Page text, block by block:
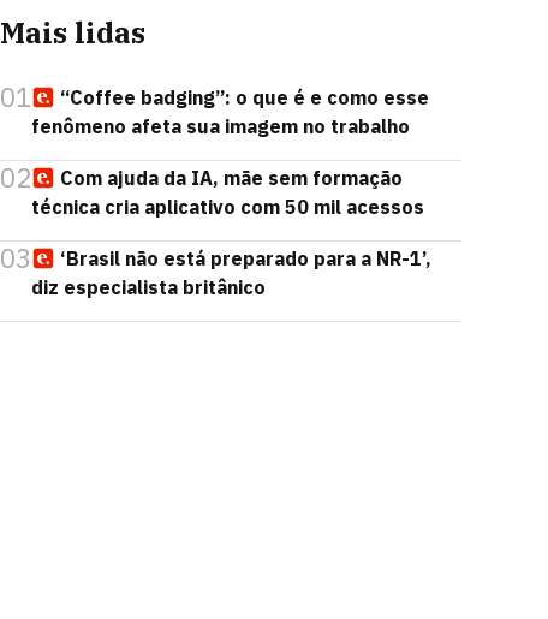
Mais lidas
01
“Coffee badging”: o que é e como esse
fenômeno afeta sua imagem no trabalho
02
Com ajuda da IA, mãe sem formação
técnica cria aplicativo com 50 mil acessos
03
‘Brasil não está preparado para a NR-1’,
diz especialista britânico